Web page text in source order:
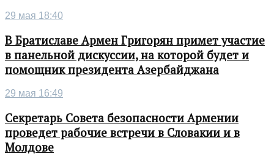
29 мая 18:40
В Братиславе Армен Григорян примет участие
в панельной дискуссии, на которой будет и
помощник президента Азербайджана
29 мая 16:49
Секретарь Совета безопасности Армении
проведет рабочие встречи в Словакии и в
Молдове